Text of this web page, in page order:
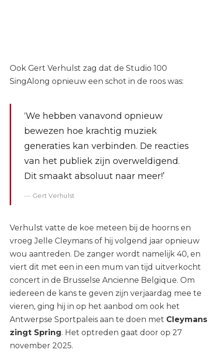
Ook Gert Verhulst zag dat de Studio 100
SingAlong opnieuw een schot in de roos was:
‘We hebben vanavond opnieuw
bewezen hoe krachtig muziek
generaties kan verbinden. De reacties
van het publiek zijn overweldigend.
Dit smaakt absoluut naar meer!’
Gert Verhulst
Verhulst vatte de koe meteen bij de hoorns en
vroeg Jelle Cleymans of hij volgend jaar opnieuw
wou aantreden. De zanger wordt namelijk 40, en
viert dit met een in een mum van tijd uitverkocht
concert in de Brusselse Ancienne Belgique. Om
iedereen de kans te geven zijn verjaardag mee te
vieren, ging hij in op het aanbod om ook het
Antwerpse Sportpaleis aan te doen met Cleymans
zingt Spring. Het optreden gaat door op 27
november 2025.